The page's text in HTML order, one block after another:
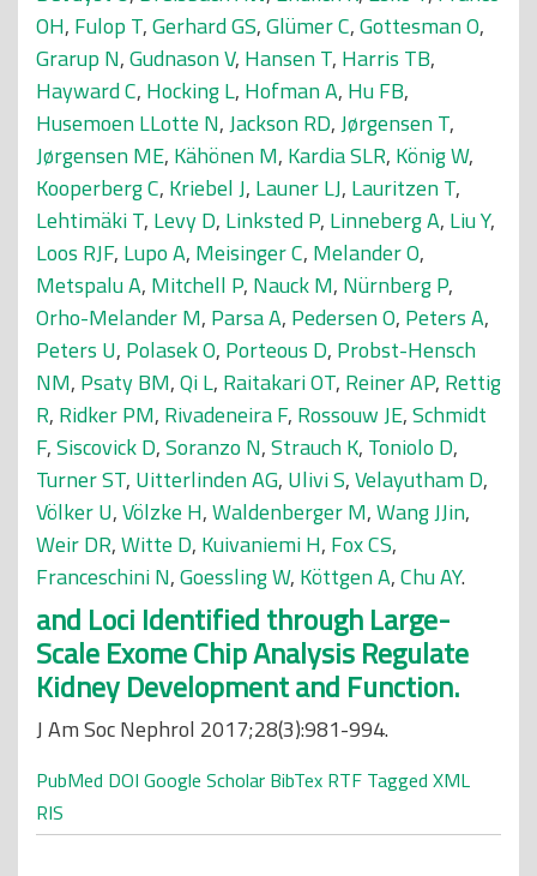
OH, Fulop T,Gerhard GS,Glümer C,Gottesman O,
Grarup N,Gudnason V, Hansen T, Harris TB,
Hayward C, Hocking L, Hofman A, Hu FB,
Husemoen LLotte N,Jackson RD,Jørgensen T,
Jørgensen ME, Kähönen M, Kardia SLR, König W,
Kooperberg C, Kriebel J, Launer LJ, Lauritzen T,
Lehtimäki T, Levy D, Linksted P, Linneberg A, Liu Y,
Loos RJF, Lupo A, Meisinger C, Melander O,
Metspalu A, Mitchell P, Nauck M, Nürnberg P,
Orho-Melander M, Parsa A, Pedersen O, Peters A,
Peters U, Polasek O, Porteous D, Probst-Hensch
NM, Psaty BM,Qi L, Raitakari OT, Reiner AP, Rettig
R, Ridker PM, Rivadeneira F, Rossouw JE,Schmidt
F,Siscovick D,Soranzo N,Strauch K, Toniolo D,
Turner ST, Uitterlinden AG, Ulivi S,Velayutham D,
Völker U,Völzke H,Waldenberger M,Wang JJin,
Weir DR,Witte D, Kuivaniemi H, Fox CS,
Franceschini N,Goessling W, Köttgen A,Chu AY.
and Loci Identified through Large-
Scale Exome Chip Analysis Regulate
Kidney Development and Function.
J Am Soc Nephrol 2017;28(3):981-994.
PubMed DOI Google Scholar BibTex RTF Tagged XML
RIS